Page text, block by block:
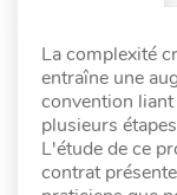
La complexité
entraîne une
convention
plusieurs
L'étude de ce
contrat